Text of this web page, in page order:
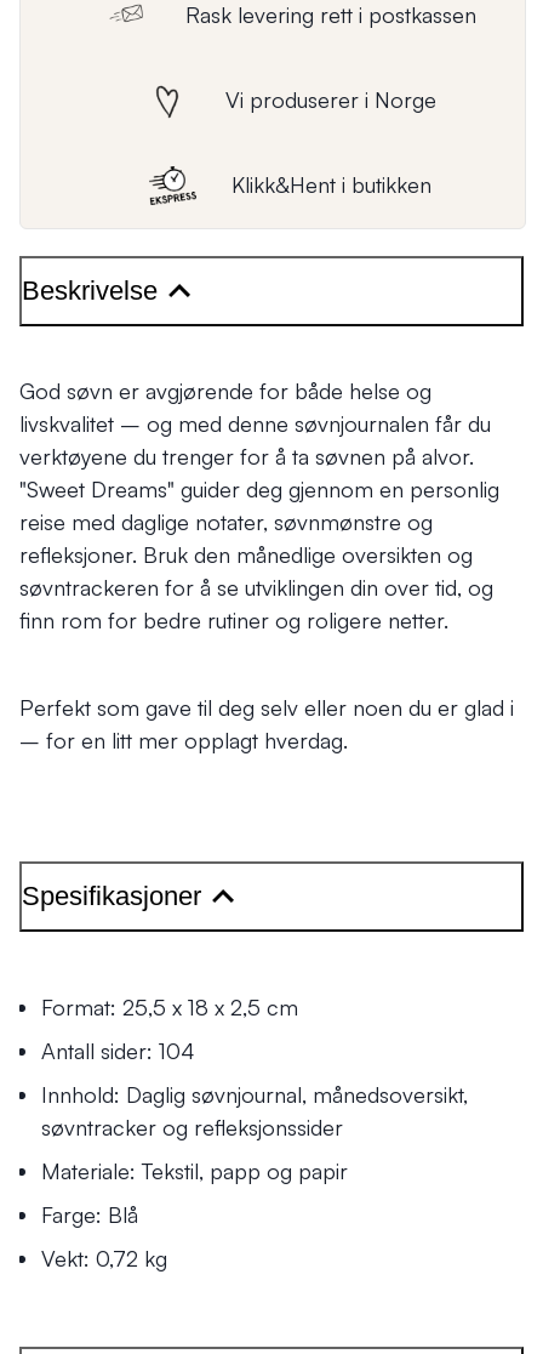
Rask levering rett i postkassen
Vi produserer i Norge
Klikk&Hent i butikken
Beskrivelse
God søvn er avgjørende for både helse og
livskvalitet – og med denne søvnjournalen får du
verktøyene du trenger for å ta søvnen på alvor.
"Sweet Dreams" guider deg gjennom en personlig
reise med daglige notater, søvnmønstre og
refleksjoner. Bruk den månedlige oversikten og
søvntrackeren for å se utviklingen din over tid, og
finn rom for bedre rutiner og roligere netter.
Perfekt som gave til deg selv eller noen du er glad i
– for en litt mer opplagt hverdag.
Spesifikasjoner
Format: 25,5 x 18 x 2,5 cm
Antall sider: 104
Innhold: Daglig søvnjournal, månedsoversikt,
søvntracker og refleksjonssider
Materiale: Tekstil, papp og papir
Farge: Blå
Vekt: 0,72 kg